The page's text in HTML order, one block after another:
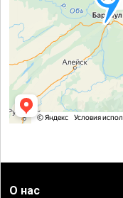
О нас